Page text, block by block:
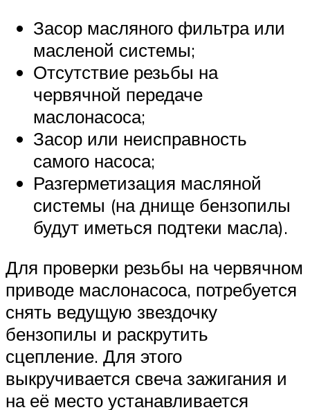
Засор масляного фильтра или
масленой системы;
Отсутствие резьбы на
червячной передаче
маслонасоса;
Засор или неисправность
самого насоса;
Разгерметизация масляной
системы (на днище бензопилы
будут иметься подтеки масла).
Для проверки резьбы на червячном
приводе маслонасоса, потребуется
снять ведущую звездочку
бензопилы и раскрутить
сцепление. Для этого
выкручивается свеча зажигания и
на её место устанавливается